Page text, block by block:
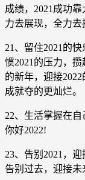
成绩，2021成功
力去展现，全力去
21、留住2021的
惯2021的压力，攒
的新年，迎接
成就夺的更灿烂。
22、生活掌握在自
你好2022!
23、告别2021，
告别过去，迎接未